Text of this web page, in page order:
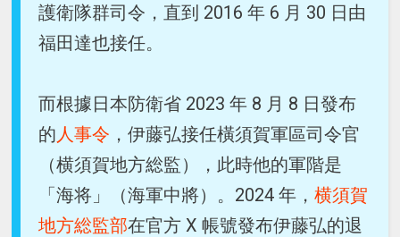
護衛隊群司令，直到 2016 年 6 月 30 日由
福田達也接任。
而根據日本防衛省 2023 年 8 月 8 日發布
的 人事令 ，伊藤弘接任橫須賀軍區司令官
（横須賀地方総監），此時他的軍階是
「海将」（海軍中將）。2024 年，横須賀
地方総監部在官方 X 帳號發布伊藤弘的退